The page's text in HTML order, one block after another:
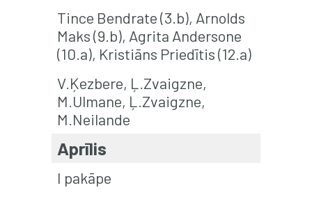
Tince Bendrate (3.b), Arnolds
Maks (9.b), Agrita Andersone
(10.a), Kristiāns Priedītis (12.a)
V.Ķezbere, Ļ.Zvaigzne,
M.Ulmane, Ļ.Zvaigzne,
M.Neilande
Aprīlis
I pakāpe